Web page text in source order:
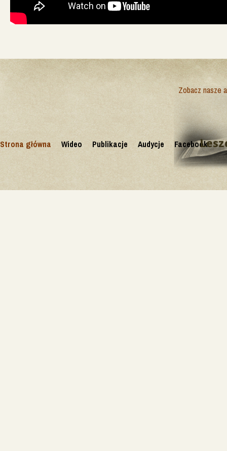
Strona główna Wideo Publikacje Audycje Facebook
Zobacz nasze